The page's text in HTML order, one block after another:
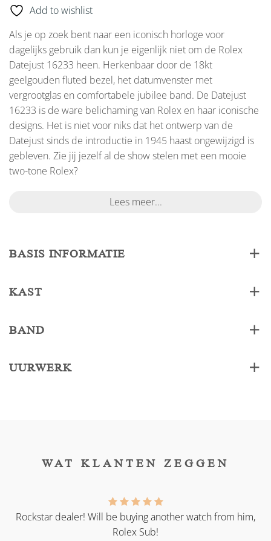
Add to wishlist
Als je op zoek bent naar een iconisch horloge voor
dagelijks gebruik dan kun je eigenlijk niet om de Rolex
Datejust 16233 heen. Herkenbaar door de 18kt
geelgouden fluted bezel, het datumvenster met
vergrootglas en comfortabele jubilee band. De Datejust
16233 is de ware belichaming van Rolex en haar iconische
designs. Het is niet voor niks dat het ontwerp van de
Datejust sinds de introductie in 1945 haast ongewijzigd is
gebleven. Zie jij jezelf al de show stelen met een mooie
two-tone Rolex?
Lees meer...
BASIS INFORMATIE
KAST
BAND
UURWERK
WAT KLANTEN ZEGGEN
Rockstar dealer! Will be buying another watch from him,
Rolex Sub!